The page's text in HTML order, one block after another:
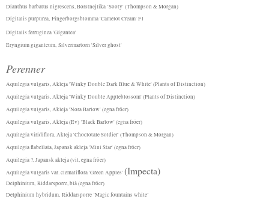
Dianthus barbatus nigrescens, Borstnejlika 'Sooty' (Thompson & Morgan)
Digitalis purpurea, Fingerborgsblomma 'Camelot Cream' F1
Digitalis ferruginea 'Gigantea'
Eryngium giganteum, Silvermartorn 'Silver ghost'
Perenner
Aquilegia vulgaris, Akleja 'Winky Double Dark Blue & White' (Plants of Distinction)
Aquilegia vulgaris, Akleja 'Winky Double Appleblossom' (Plants of Distinction)
Aquilegia vulgaris, Akleja 'Nora Barlow' (egna fröer)
Aquilegia vulgaris, Akleja (Ev) 'Black Barlow' (egna fröer)
Aquilegia viridiflora, Akleja 'Choclotale Soldier' (Thompson & Morgan)
Aquilegia flabellata, Japansk akleja 'Mini Star' (egna fröer)
Aquilegia ?, Japansk akleja (vit, egna fröer)
Aquilegia vulgaris var. clematiflora 'Green Apples' (Impecta)
Delphinium, Riddarsporre, blå (egna fröer)
Delphinium hybridum, Riddarsporre ‘Magic fountains white’